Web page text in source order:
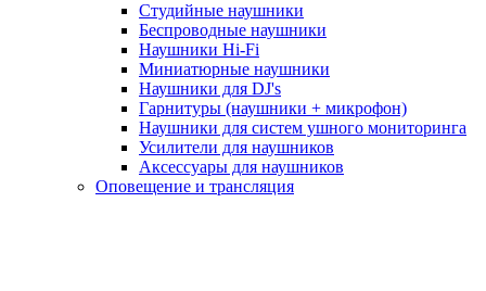
Студийные наушники
Беспроводные наушники
Наушники Hi-Fi
Миниатюрные наушники
Наушники для DJ's
Гарнитуры (наушники + микрофон)
Наушники для систем ушного мониторинга
Усилители для наушников
Аксессуары для наушников
Оповещение и трансляция